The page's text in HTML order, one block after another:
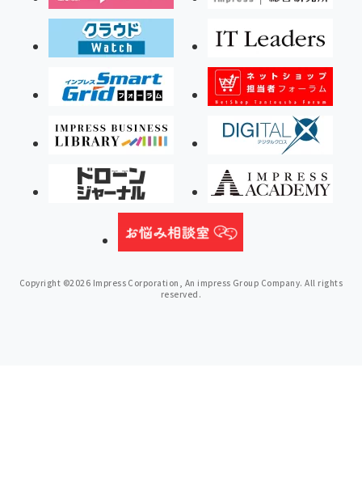
Copyright ©2026 Impress Corporation, An impress Group Company. All rights
reserved.